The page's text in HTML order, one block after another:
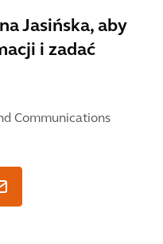
Jasińska, aby
i zadać
Communications